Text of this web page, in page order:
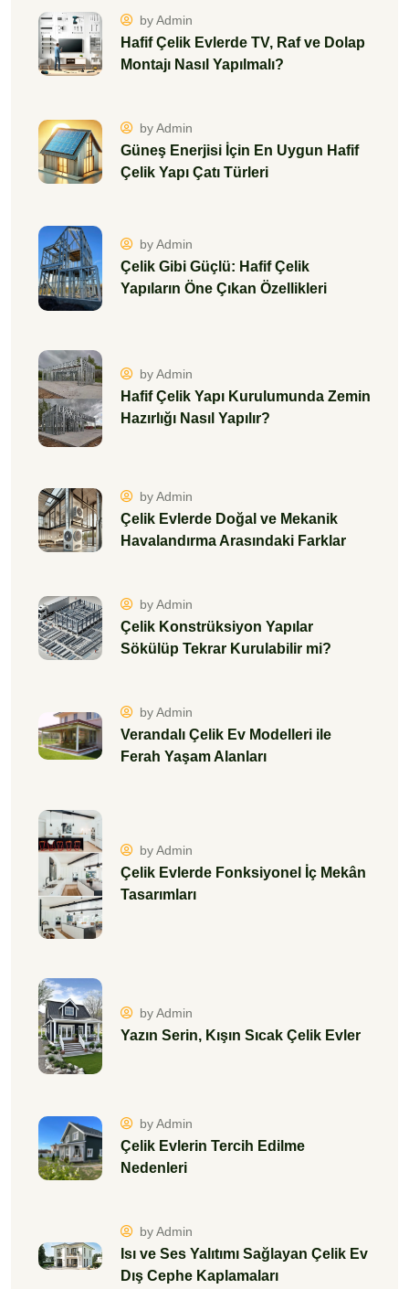
by Admin
Hafif Çelik Evlerde TV, Raf ve Dolap
Montajı Nasıl Yapılmalı?
by Admin
Güneş Enerjisi İçin En Uygun Hafif
Çelik Yapı Çatı Türleri
by Admin
Çelik Gibi Güçlü: Hafif Çelik
Yapıların Öne Çıkan Özellikleri
by Admin
Hafif Çelik Yapı Kurulumunda Zemin
Hazırlığı Nasıl Yapılır?
by Admin
Çelik Evlerde Doğal ve Mekanik
Havalandırma Arasındaki Farklar
by Admin
Çelik Konstrüksiyon Yapılar
Sökülüp Tekrar Kurulabilir mi?
by Admin
Verandalı Çelik Ev Modelleri ile
Ferah Yaşam Alanları
by Admin
Çelik Evlerde Fonksiyonel İç Mekân
Tasarımları
by Admin
Yazın Serin, Kışın Sıcak Çelik Evler
by Admin
Çelik Evlerin Tercih Edilme
Nedenleri
by Admin
Isı ve Ses Yalıtımı Sağlayan Çelik Ev
Dış Cephe Kaplamaları